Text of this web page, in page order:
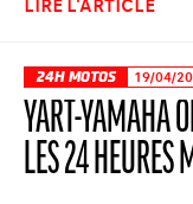
LIRE L'ARTICLE
24H MOTOS 19/04/
YART-YAMAHA
LES 24 HEURES